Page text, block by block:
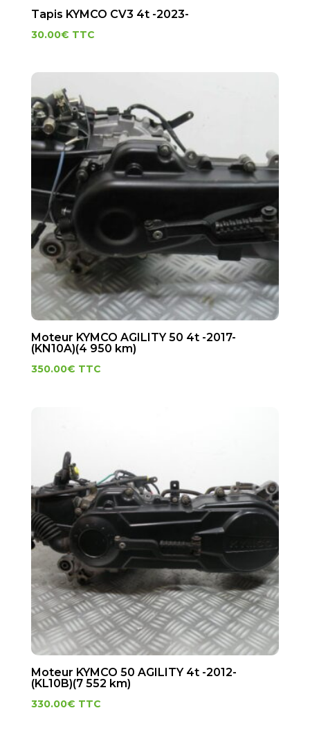
Tapis KYMCO CV3 4t -2023-
30.00€ TTC
Moteur KYMCO AGILITY 50 4t -2017-
(KN10A)(4 950 km)
350.00€ TTC
Moteur KYMCO 50 AGILITY 4t -2012-
(KL10B)(7 552 km)
330.00€ TTC